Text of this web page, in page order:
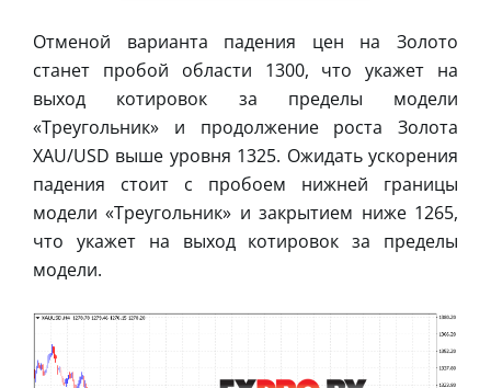
Отменой варианта падения цен на Золото
станет пробой области 1300, что укажет на
выход котировок за пределы модели
«Треугольник» и продолжение роста Золота
XAU/USD выше уровня 1325. Ожидать ускорения
падения стоит с пробоем нижней границы
модели «Треугольник» и закрытием ниже 1265,
что укажет на выход котировок за пределы
модели.